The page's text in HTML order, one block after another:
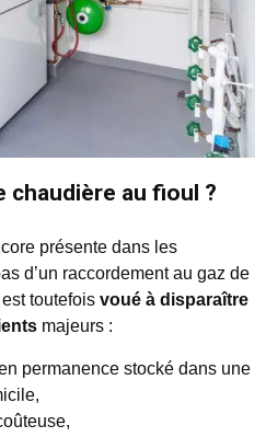
chaudière au fioul ?
présente dans les
d’un raccordement au gaz de
toutefois voué à disparaître
majeurs :
permanence stocké dans une